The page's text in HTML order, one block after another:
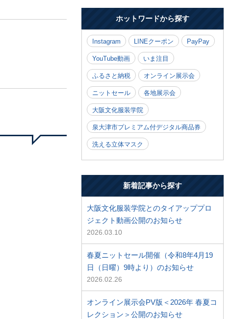
ホットワードから探す
Instagram LINEクーポン PayPay
YouTube動画 いま注目
ふるさと納税 オンライン展示会
ニットセール 各地展示会
大阪文化服装学院
泉大津市プレミアム付デジタル商品券
洗える立体マスク
新着記事から探す
大阪文化服装学院とのタイアッププロ
ジェクト動画公開のお知らせ
2026.03.10
春夏ニットセール開催（令和8年4月19
日（日曜）9時より）のお知らせ
2026.02.26
オンライン展示会PV版＜2026年 春夏コ
レクション＞公開のお知らせ